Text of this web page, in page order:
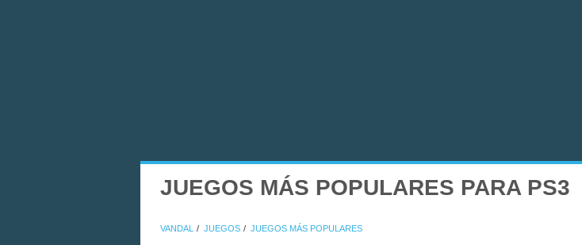
JUEGOS MÁS POPULARES PARA PS3
VANDAL JUEGOS JUEGOS MÁS POPULARES